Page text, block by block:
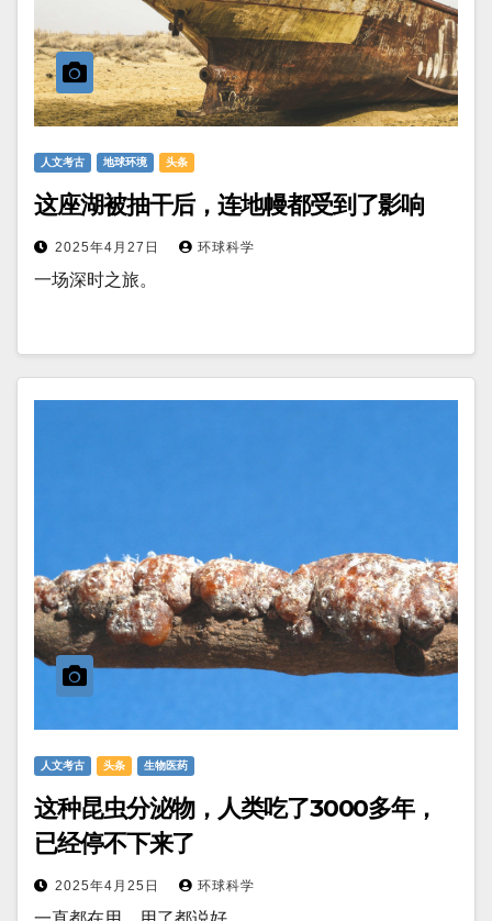
人文考古 地球环境 头条
这座湖被抽干后，连地幔都受到了影响
2025年4月27日 环球科学
一场深时之旅。
人文考古 头条 生物医药
这种昆虫分泌物，人类吃了3000多年，
已经停不下来了
2025年4月25日 环球科学